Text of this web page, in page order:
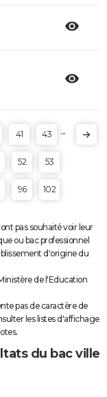
41 43 ...
52 53
96 102
pas souhaité voir leur
ou bac professionnel
d'origine du
de l'Education
pas de caractère de
les listes d'affichage
du bac ville